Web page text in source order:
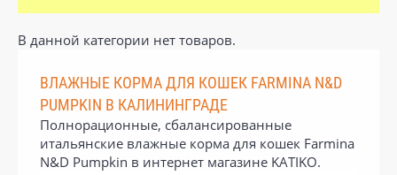
В данной категории нет товаров.
ВЛАЖНЫЕ КОРМА ДЛЯ КОШЕК FARMINA N&D
PUMPKIN В КАЛИНИНГРАДЕ
Полнорационные, сбалансированные
итальянские влажные корма для кошек Farmina
N&D Pumpkin в интернет магазине KATIKO.